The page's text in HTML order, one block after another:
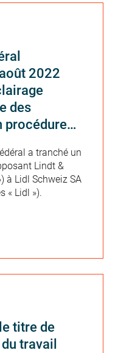
2022
des
procédure
a tranché un
Lindt &
à Lidl Schweiz SA
« Lidl »).
titre de
travail